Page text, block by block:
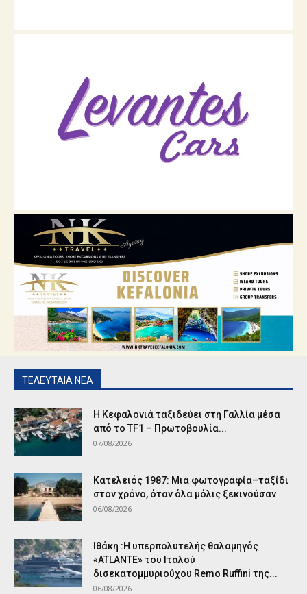
ΤΕΛΕΥΤΑΙΑ ΝΕΑ
Η Κεφαλονιά ταξιδεύει στη Γαλλία μέσα
από το TF1 – Πρωτοβουλία...
07/08/2026
Κατελειός 1987: Μια φωτογραφία–ταξίδι
στον χρόνο, όταν όλα μόλις ξεκινούσαν
06/08/2026
Ιθάκη :Η υπερπολυτελής θαλαμηγός
«ATLANTE» του Ιταλού
δισεκατομμυριούχου Remo Ruffini της...
06/08/2026